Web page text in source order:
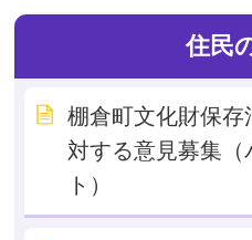
住民
棚倉町文化財保存
対する意見募集
ト）